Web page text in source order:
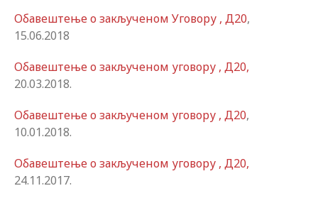
Обавештење о закљученом Уговору , Д20,
15.06.2018
Обавештење о закљученом уговору , Д20,
20.03.2018.
Обавештење о закљученом уговору , Д20,
10.01.2018.
Обавештење о закљученом уговору , Д20,
24.11.2017.